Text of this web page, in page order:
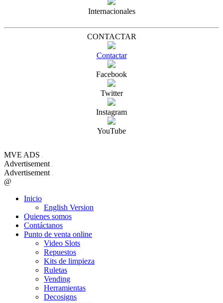
Internacionales
CONTACTAR
Contactar
Facebook
Twitter
Instagram
YouTube
MVE ADS
Advertisement
Advertisement
@
Inicio
English Version
Quienes somos
Contáctanos
Punto de venta online
Video Slots
Repuestos
Kits de limpieza
Ruletas
Vending
Herramientas
Decosigns